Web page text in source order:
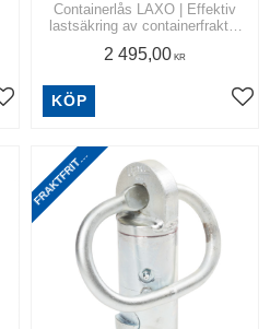
Lägg till i favoriter
​Containerlås LAXO | Effektiv
lastsäkring av containerfrakter
ovanifrån
2 495,00 KR
KÖP
F
R
A
K
T
F
R
I
T
T
I
N
O
M
S
V
E
R
I
G
E